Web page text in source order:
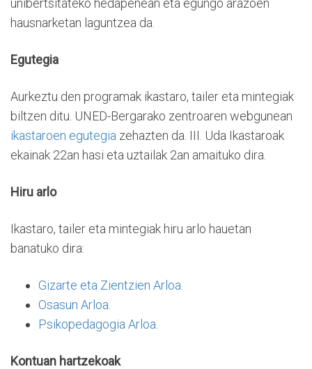
unibertsitateko hedapenean eta egungo arazoen
hausnarketan laguntzea da.
Egutegia
Aurkeztu den programak ikastaro, tailer eta mintegiak
biltzen ditu. UNED-Bergarako zentroaren webgunean
ikastaroen egutegia zehazten da. III. Uda Ikastaroak
ekainak 22an hasi eta uztailak 2an amaituko dira.
Hiru arlo
Ikastaro, tailer eta mintegiak hiru arlo hauetan
banatuko dira:
Gizarte eta Zientzien Arloa.
Osasun Arloa.
Psikopedagogia Arloa.
Kontuan hartzekoak